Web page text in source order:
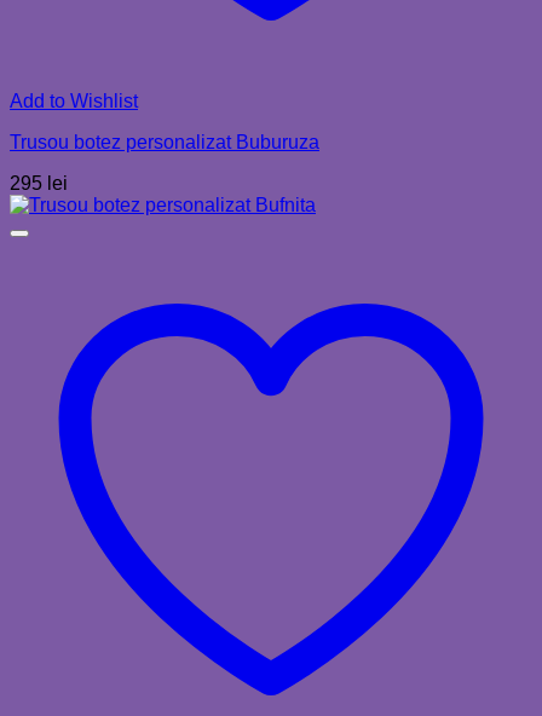
Add to Wishlist
Trusou botez personalizat Buburuza
295 lei